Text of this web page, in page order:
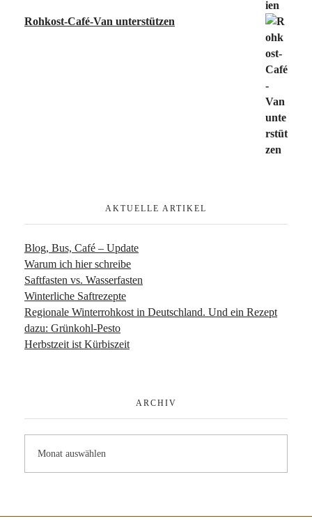
Rohkost-Café-Van unterstützen
AKTUELLE ARTIKEL
Blog, Bus, Café – Update
Warum ich hier schreibe
Saftfasten vs. Wasserfasten
Winterliche Saftrezepte
Regionale Winterrohkost in Deutschland. Und ein Rezept
dazu: Grünkohl-Pesto
Herbstzeit ist Kürbiszeit
ARCHIV